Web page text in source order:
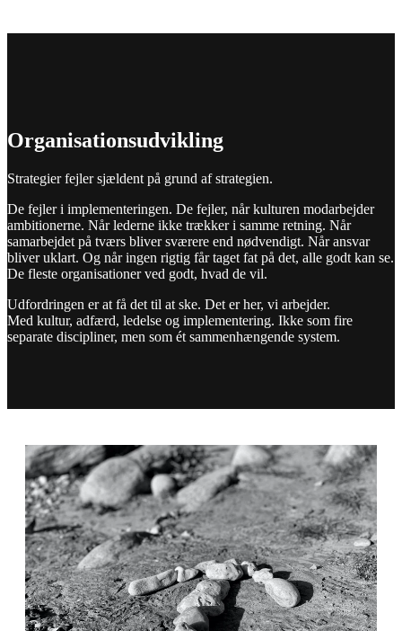
Organisationsudvikling
Strategier fejler sjældent på grund af strategien.
De fejler i implementeringen. De fejler, når kulturen modarbejder
ambitionerne. Når lederne ikke trækker i samme retning. Når
samarbejdet på tværs bliver sværere end nødvendigt. Når ansvar
bliver uklart. Og når ingen rigtig får taget fat på det, alle godt kan se.
De fleste organisationer ved godt, hvad de vil.
Udfordringen er at få det til at ske. Det er her, vi arbejder.
Med kultur, adfærd, ledelse og implementering. Ikke som fire
separate discipliner, men som ét sammenhængende system.